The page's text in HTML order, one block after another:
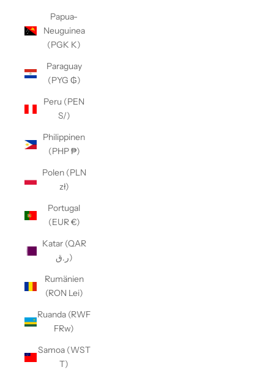
Papua-
Neuguinea
(PGK K)
Paraguay
(PYG ₲)
Peru (PEN
S/)
Philippinen
(PHP ₱)
Polen (PLN
zł)
Portugal
(EUR €)
Katar (QAR
ر.ق)
Rumänien
(RON Lei)
Ruanda (RWF
FRw)
Samoa (WST
T)